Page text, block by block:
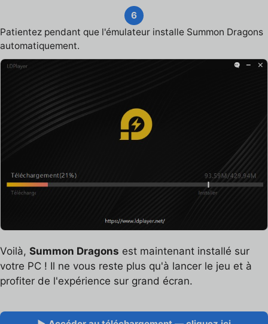
6
Patientez pendant que l'émulateur installe Summon Dragons
automatiquement.
Voilà, Summon Dragons est maintenant installé sur
votre PC ! Il ne vous reste plus qu'à lancer le jeu et à
profiter de l'expérience sur grand écran.